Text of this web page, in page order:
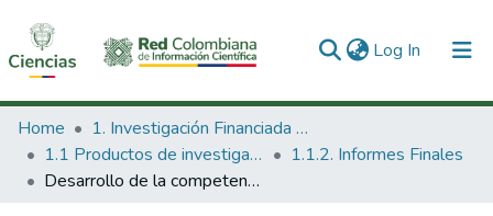
Log In (current)
Communities & Collections
All of DSpace
Home
1. Investigación Financiada con Recursos Públicos
1.1 Productos de investigación
1.1.2. Informes Finales
Desarrollo de la competencia pragmática en aprendices de inglés como lengua extranjera.